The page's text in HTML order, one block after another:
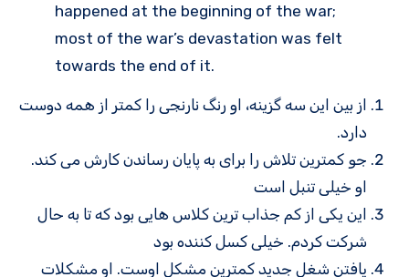
happened at the beginning of the war;
most of the war’s devastation was felt
towards the end of it.
از بین این سه گزینه، او رنگ نارنجی را کمتر از همه دوست
دارد.
جو کمترین تلاش را برای به پایان رساندن کارش می کند.
او خیلی تنبل است
این یکی از کم جذاب ترین کلاس هایی بود که تا به حال
شرکت کردم. خیلی کسل کننده بود
یافتن شغل جدید کمترین مشکل اوست. او مشکلات